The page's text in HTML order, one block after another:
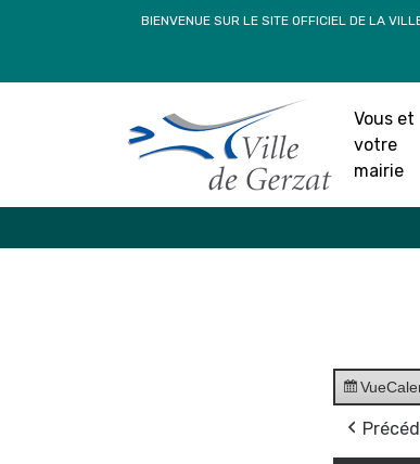
BIENVENUE SUR LE SITE OFFICIEL DE LA
Vous et
votre
mairie
Vue